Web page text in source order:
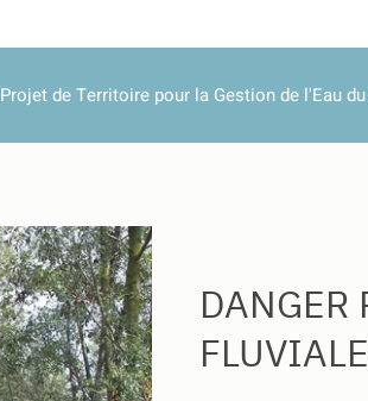
Projet de Territoire pour la Gestion de l'Eau
DANGER